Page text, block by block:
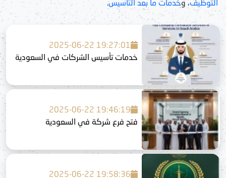
التوظيف، وخدمات ما بعد التأسيس.
2025-06-22 19:27:01
خدمات تأسيس الشركات في السعودية
2025-06-22 19:46:19
فتح فرع شركة في السعودية
2025-06-22 19:58:36